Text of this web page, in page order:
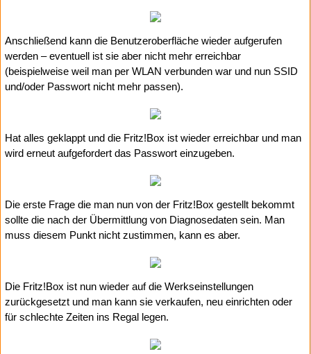
Anschließend kann die Benutzeroberfläche wieder aufgerufen
werden – eventuell ist sie aber nicht mehr erreichbar
(beispielweise weil man per WLAN verbunden war und nun SSID
und/oder Passwort nicht mehr passen).
Hat alles geklappt und die Fritz!Box ist wieder erreichbar und man
wird erneut aufgefordert das Passwort einzugeben.
Die erste Frage die man nun von der Fritz!Box gestellt bekommt
sollte die nach der Übermittlung von Diagnosedaten sein. Man
muss diesem Punkt nicht zustimmen, kann es aber.
Die Fritz!Box ist nun wieder auf die Werkseinstellungen
zurückgesetzt und man kann sie verkaufen, neu einrichten oder
für schlechte Zeiten ins Regal legen.